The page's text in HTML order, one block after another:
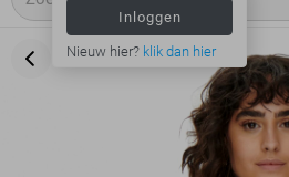
Inloggen
Nieuw hier? klik dan hier